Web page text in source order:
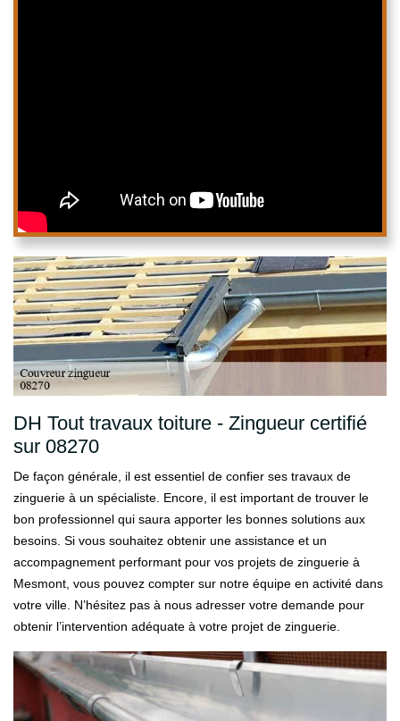
DH Tout travaux toiture - Zingueur certifié
sur 08270
De façon générale, il est essentiel de confier ses travaux de
zinguerie à un spécialiste. Encore, il est important de trouver le
bon professionnel qui saura apporter les bonnes solutions aux
besoins. Si vous souhaitez obtenir une assistance et un
accompagnement performant pour vos projets de zinguerie à
Mesmont, vous pouvez compter sur notre équipe en activité dans
votre ville. N’hésitez pas à nous adresser votre demande pour
obtenir l’intervention adéquate à votre projet de zinguerie.